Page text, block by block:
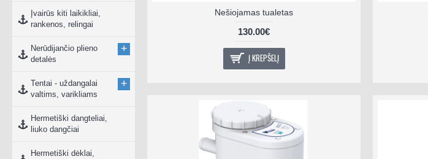
Įvairūs kiti laikikliai,
rankenos, relingai
Nerūdijančio plieno
detalės
+
Tentai - uždangalai
valtims, varikliams
+
Hermetiški dangteliai,
liuko dangčiai
Hermetiški dėklai,
Nešiojamas tualetas
130.00€
Į KREPŠELĮ